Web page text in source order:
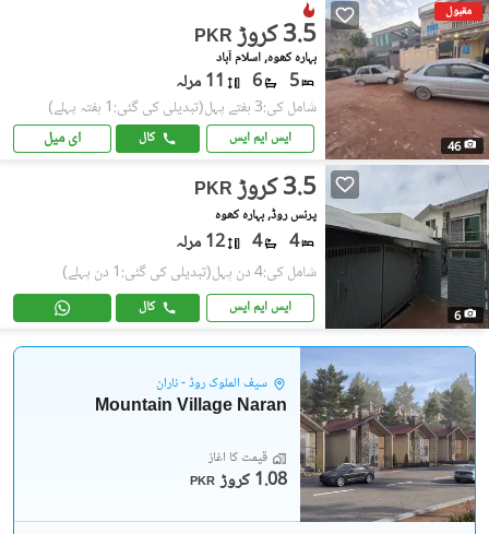
مقبول
46
PKR 3.5 کروڑ
بہارہ کھوہ, اسلام آباد
5
6 11 مرلہ
شامل کی:3 ہفتے پہل (تبدیلی کی گئی:1 ہفتہ پہلے)
ایس ایم ایس کال ای میل
6
PKR 3.5 کروڑ
پرنس روڈ, بہارہ کھوہ
4
4 12 مرلہ
شامل کی:4 دن پہل (تبدیلی کی گئی:1 دن پہلے)
ایس ایم ایس کال
سیف الملوک روڈ - ناران
Mountain Village Naran
قیمت کا آغاز
PKR 1.08 کروڑ